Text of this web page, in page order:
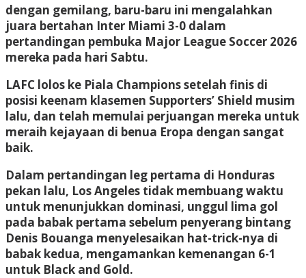
dengan gemilang, baru-baru ini mengalahkan
juara bertahan Inter Miami 3-0 dalam
pertandingan pembuka Major League Soccer 2026
mereka pada hari Sabtu.
LAFC lolos ke Piala Champions setelah finis di
posisi keenam klasemen Supporters’ Shield musim
lalu, dan telah memulai perjuangan mereka untuk
meraih kejayaan di benua Eropa dengan sangat
baik.
Dalam pertandingan leg pertama di Honduras
pekan lalu, Los Angeles tidak membuang waktu
untuk menunjukkan dominasi, unggul lima gol
pada babak pertama sebelum penyerang bintang
Denis Bouanga menyelesaikan hat-trick-nya di
babak kedua, mengamankan kemenangan 6-1
untuk Black and Gold.